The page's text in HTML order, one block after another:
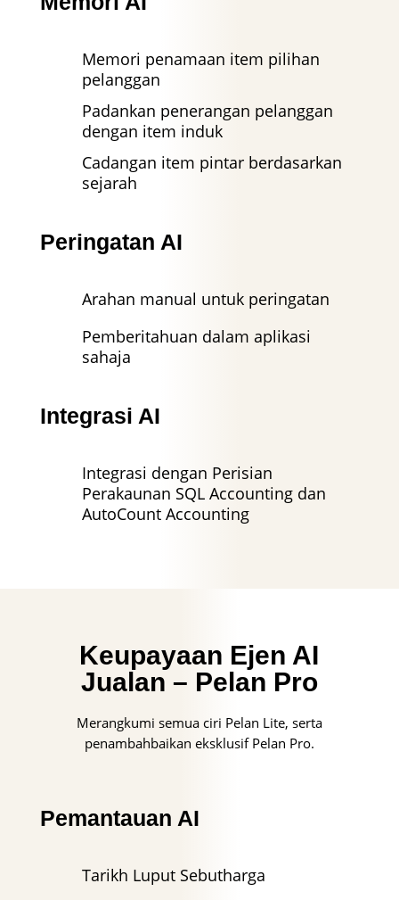
Memori penamaan item pilihan
pelanggan
Padankan penerangan pelanggan
dengan item induk
Cadangan item pintar berdasarkan
sejarah
Peringatan AI
Arahan manual untuk peringatan
Pemberitahuan dalam aplikasi
sahaja
Integrasi AI
Integrasi dengan Perisian
Perakaunan SQL Accounting dan
AutoCount Accounting
Keupayaan Ejen AI
Jualan – Pelan Pro
Merangkumi semua ciri Pelan Lite, serta
penambahbaikan eksklusif Pelan Pro.
Pemantauan AI
Tarikh Luput Sebutharga